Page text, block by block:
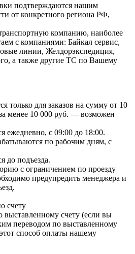
подтверждаются нашим
от конкретного региона РФ,
компанию, наиболее
с компаниями: Байкал сервис,
линии, Желдорэкспедиция,
а также другие ТС по Вашему
только для заказов на сумму от 10
менее 10 000 руб. — возможен
ежедневно, с 09:00 до 18:00.
по рабочим дням, с
до подъезда.
с ограничением по проезду
предупредить менеджера и
счету
счету (если вы
переводом по выставленному
способ оплаты нашему